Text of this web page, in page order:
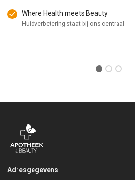
Where Health meets Beauty
Huidverbetering staat bij ons centraal
Adresgegevens